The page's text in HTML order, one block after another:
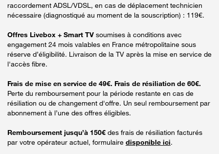
raccordement ADSL/VDSL, en cas de déplacement technicien
nécessaire (diagnostiqué au moment de la souscription) : 119€.
Offres Livebox + Smart TV soumises à conditions avec
engagement 24 mois valables en France métropolitaine sous
réserve d’éligibilité. Livraison de la TV après la mise en service de
l'accès fibre.
Frais de mise en service de 49€. Frais de résiliation de 60€.
Perte du remboursement pour la période restante en cas de
résiliation ou de changement d'offre. Un seul remboursement par
abonnement à l’une des offres éligibles.
Remboursement jusqu’à 150€ des frais de résiliation facturés
par votre opérateur actuel, formulaire disponible ici.